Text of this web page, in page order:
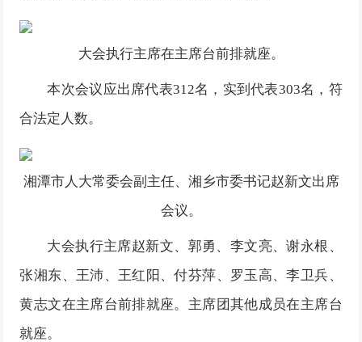
大会执行主席在主席台前排就座。
本次会议应出席代表312名，实到代表303名，符
合法定人数。
湘潭市人大常委会副主任、湘乡市委书记赵新文出席
会议。
大会执行主席赵新文、郭勇、李文亮、谢永根、
张湘东、王沛、王红阳、付芬萍、罗玉高、李卫兵、
黄志文在主席台前排就座。主席团其他成员在主席台
就座。